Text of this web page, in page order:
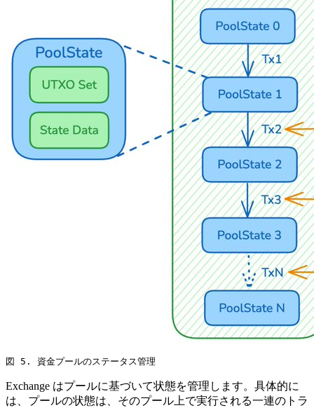
図 5. 資金プールのステータス管理
Exchange はプールに基づいて状態を管理します。具体的に
は、プールの状態は、そのプール上で実行される一連のトラ